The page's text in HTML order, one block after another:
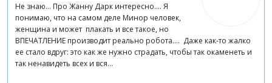
Не знаю... Про Жанну Дарк интересно.... Я
понимаю, что на самом деле Минор человек,
женщина и может плакать и все такое, но
ВПЕЧАТЛЕНИЕ производит реально робота.... Даже как-то жалко
ее стало вдруг: это как же нужно страдать, чтобы так окаменеть и
так ненавидеть всех и вся...